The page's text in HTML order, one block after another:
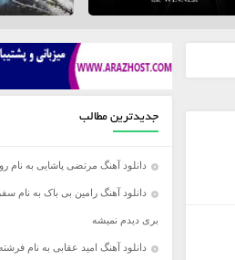
جدیدترین مطالب
دانلود آهنگ مرتضی پاشایی به نام
دانلود آهنگ رامین بی باک به نام
بری دیدم نمیشه
دانلود آهنگ امید عقابی به نام